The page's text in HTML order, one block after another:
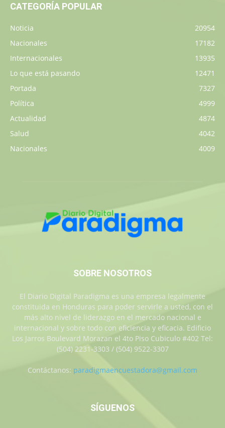
CATEGORÍA POPULAR
Noticia
20954
Nacionales
17182
Internacionales
13935
Lo que está pasando
12471
Portada
7327
Política
4999
Actualidad
4874
Salud
4042
Nacionales
4009
SOBRE NOSOTROS
El Diario Digital Paradigma es una empresa legalmente
constituida en Honduras para poder servirle a usted, con el
más alto nivel de liderazgo en el mercado nacional e
internacional y sobre todo con eficiencia y eficacia. Edificio
Los Jarros Boulevard Morazan el 4to Piso Cubiculo #402 Tel:
(504) 2231-3303 / (504) 9522-3307
Contáctanos: paradigmaencuestadora@gmail.com
SÍGUENOS